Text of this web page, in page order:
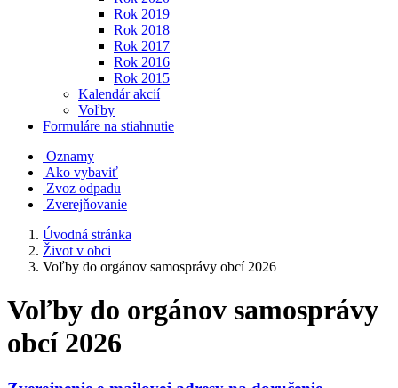
Rok 2019
Rok 2018
Rok 2017
Rok 2016
Rok 2015
Kalendár akcií
Voľby
Formuláre na stiahnutie
Oznamy
Ako vybaviť
Zvoz odpadu
Zverejňovanie
Úvodná stránka
Život v obci
Voľby do orgánov samosprávy obcí 2026
Voľby do orgánov samosprávy
obcí 2026